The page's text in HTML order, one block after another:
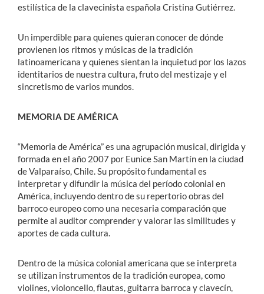
estilística de la clavecinista española Cristina Gutiérrez.
Un imperdible para quienes quieran conocer de dónde
provienen los ritmos y músicas de la tradición
latinoamericana y quienes sientan la inquietud por los lazos
identitarios de nuestra cultura, fruto del mestizaje y el
sincretismo de varios mundos.
MEMORIA DE AMÉRICA
“Memoria de América” es una agrupación musical, dirigida y
formada en el año 2007 por Eunice San Martín en la ciudad
de Valparaíso, Chile. Su propósito fundamental es
interpretar y difundir la música del período colonial en
América, incluyendo dentro de su repertorio obras del
barroco europeo como una necesaria comparación que
permite al auditor comprender y valorar las similitudes y
aportes de cada cultura.
Dentro de la música colonial americana que se interpreta
se utilizan instrumentos de la tradición europea, como
violines, violoncello, flautas, guitarra barroca y clavecín,